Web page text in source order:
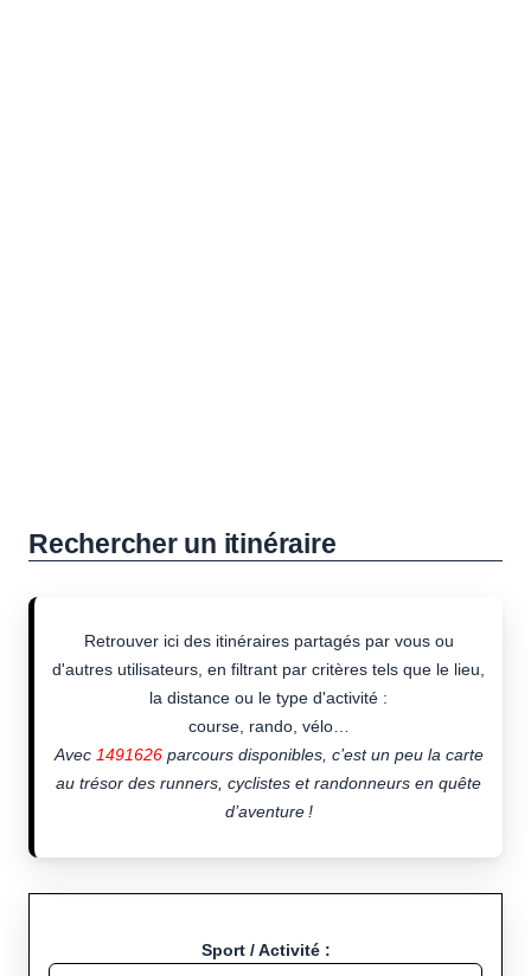
Rechercher un itinéraire
Retrouver ici des itinéraires partagés par vous ou
d'autres utilisateurs, en filtrant par critères tels que le lieu,
la distance ou le type d'activité :
course, rando, vélo…
Avec 1491626parcours disponibles, c’est un peu la carte
au trésor des runners, cyclistes et randonneurs en quête
d’aventure !
Sport / Activité :